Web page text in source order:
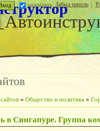
запомнить Забыл пароль |
» Общество и политика»
в Сингапуре. Группа